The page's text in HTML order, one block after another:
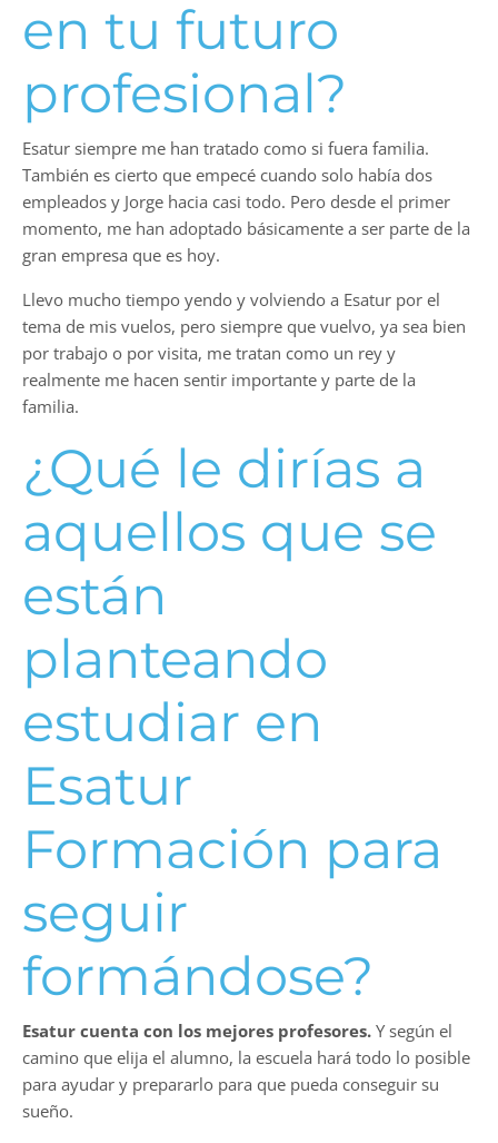
en tu futuro
profesional?
Esatur siempre me han tratado como si fuera familia.
También es cierto que empecé cuando solo había dos
empleados y Jorge hacia casi todo. Pero desde el primer
momento, me han adoptado básicamente a ser parte de la
gran empresa que es hoy.
Llevo mucho tiempo yendo y volviendo a Esatur por el
tema de mis vuelos, pero siempre que vuelvo, ya sea bien
por trabajo o por visita, me tratan como un rey y
realmente me hacen sentir importante y parte de la
familia.
¿Qué le dirías a
aquellos que se
están
planteando
estudiar en
Esatur
Formación para
seguir
formándose?
Esatur cuenta con los mejores profesores. Y según el
camino que elija el alumno, la escuela hará todo lo posible
para ayudar y prepararlo para que pueda conseguir su
sueño.